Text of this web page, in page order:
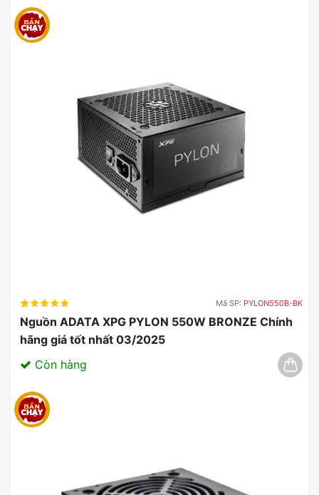
Mã SP: PYLON550B-BK
Nguồn ADATA XPG PYLON 550W BRONZE Chính
hãng giá tốt nhất 03/2025
Còn hàng